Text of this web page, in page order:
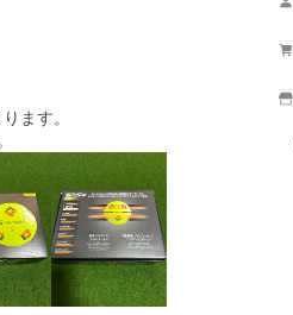
ます。